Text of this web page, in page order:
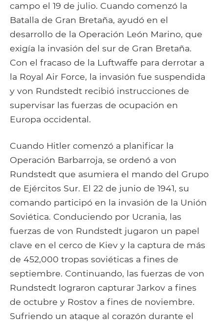
campo el 19 de julio. Cuando comenzó la
Batalla de Gran Bretaña, ayudó en el
desarrollo de la Operación León Marino, que
exigía la invasión del sur de Gran Bretaña.
Con el fracaso de la Luftwaffe para derrotar a
la Royal Air Force, la invasión fue suspendida
y von Rundstedt recibió instrucciones de
supervisar las fuerzas de ocupación en
Europa occidental.
Cuando Hitler comenzó a planificar la
Operación Barbarroja, se ordenó a von
Rundstedt que asumiera el mando del Grupo
de Ejércitos Sur. El 22 de junio de 1941, su
comando participó en la invasión de la Unión
Soviética. Conduciendo por Ucrania, las
fuerzas de von Rundstedt jugaron un papel
clave en el cerco de Kiev y la captura de más
de 452,000 tropas soviéticas a fines de
septiembre. Continuando, las fuerzas de von
Rundstedt lograron capturar Jarkov a fines
de octubre y Rostov a fines de noviembre.
Sufriendo un ataque al corazón durante el